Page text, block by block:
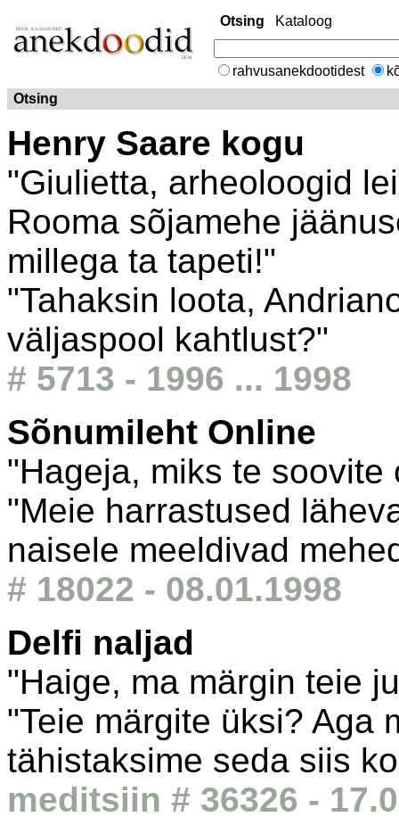
Otsing Kataloog
rahvusanekdootidest
Otsing
Henry Saare kogu
"Giulietta, arheoloogid
Rooma sõjamehe
millega ta tapeti!"
"Tahaksin loota,
väljaspool kahtlust?"
# 5713 - 1996 ... 1998
Sõnumileht Online
"Hageja, miks te
"Meie harrastused
naisele meeldivad
# 18022 - 08.01.1998
Delfi naljad
"Haige, ma märgin teie
"Teie märgite üksi? Aga
tähistaksime seda siis
meditsiin # 36326 -